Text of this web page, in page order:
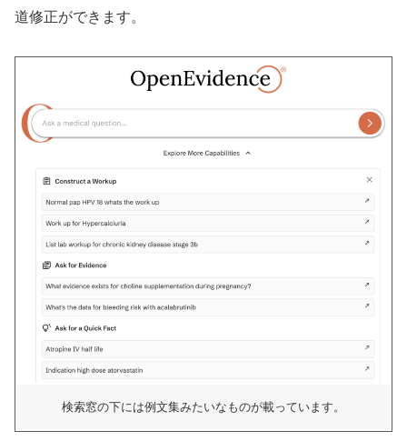
道修正ができます。
検索窓の下には例文集みたいなものが載っています。